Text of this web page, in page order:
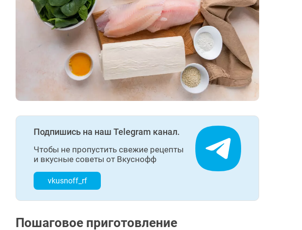
Подпишись на наш Telegram канал.
Чтобы не пропустить свежие рецепты
и вкусные советы от Вкуснофф
vkusnoff_rf
Пошаговое приготовление